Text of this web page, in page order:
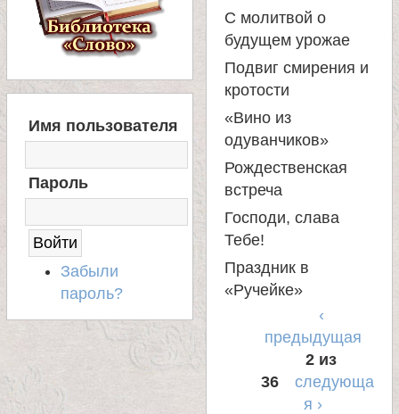
н
е
в
о
й
Д
С
Имя пользователя
Пароль
Забыли
пароль?
С молитвой о
будущем урожае
Подвиг смирения и
кротости
«Вино из
одуванчиков»
Рождественская
встреча
Господи, слава
Тебе!
Праздник в
«Ручейке»
‹
предыдущая
2 из
36
следующа
я ›